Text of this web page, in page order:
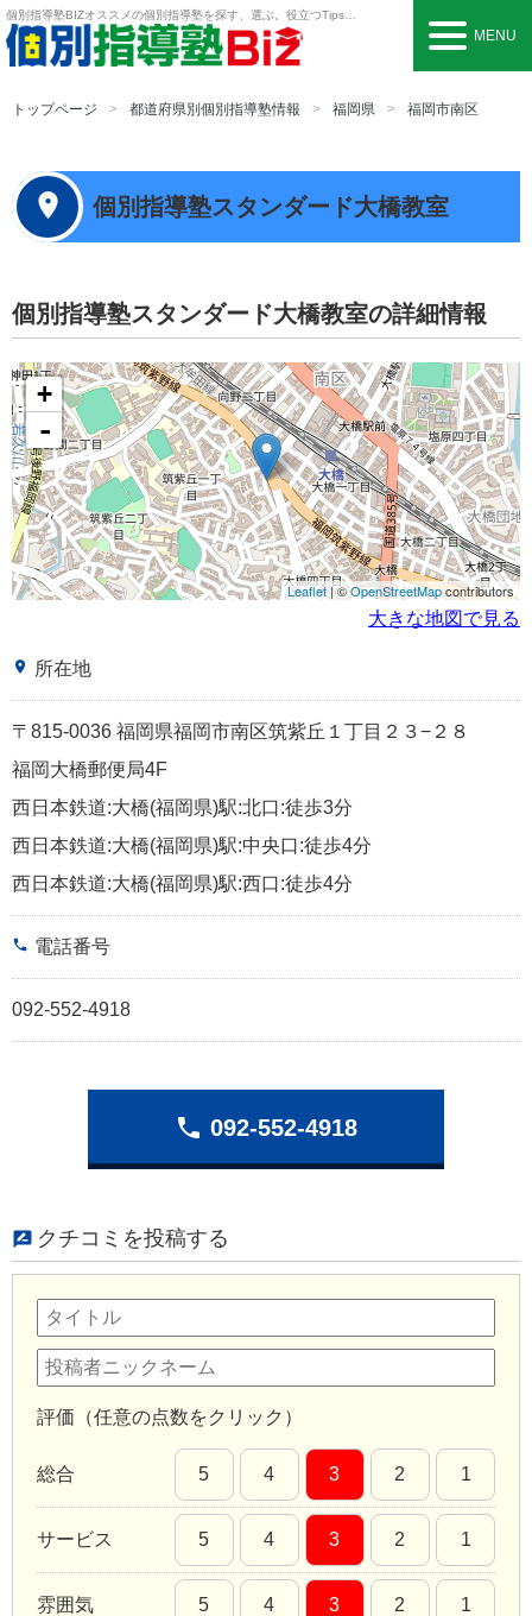
個別指導塾BIZオススメの個別指導塾を探す、選ぶ。役立つTipsも。
MENU
トップページ 都道府県別個別指導塾情報 福岡県 福岡市南区
個別指導塾スタンダード大橋教室
個別指導塾スタンダード大橋教室の詳細情報
+
-
Leaflet| ©OpenStreetMapcontributors
大きな地図で見る
place 所在地
〒815-0036 福岡県福岡市南区筑紫丘１丁目２３−２８
福岡大橋郵便局4F
西日本鉄道:大橋(福岡県)駅:北口:徒歩3分
西日本鉄道:大橋(福岡県)駅:中央口:徒歩4分
西日本鉄道:大橋(福岡県)駅:西口:徒歩4分
phone 電話番号
092-552-4918
phone 092-552-4918
クチコミを投稿する
評価（任意の点数をクリック）
総合 5 4 3 2 1
サービス 5 4 3 2 1
雰囲気 5 4 3 2 1